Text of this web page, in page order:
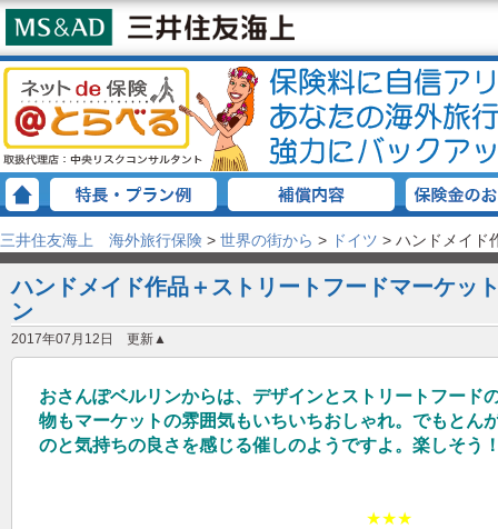
三井住友海上 海外旅行保険 > 世界の街から > ドイツ > ハンドメイド
ハンドメイド作品＋ストリートフードマーケッ
ン
2017年07月12日 更新▲
おさんぽベルリンからは、デザインとストリートフード
物もマーケットの雰囲気もいちいちおしゃれ。でもとん
のと気持ちの良さを感じる催しのようですよ。楽しそう
★★★